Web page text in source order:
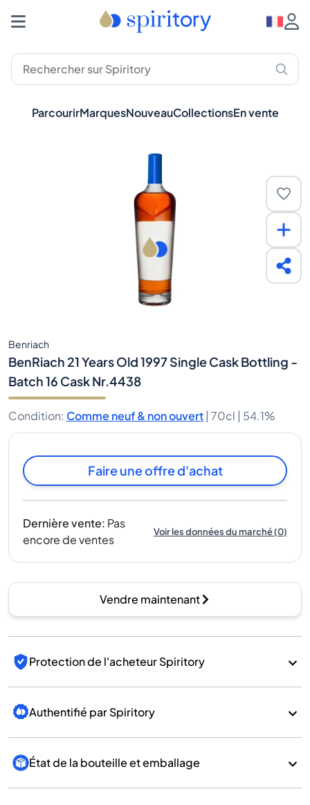
ParcourirMarquesNouveauCollectionsEn vente
Benriach
BenRiach 21 Years Old 1997 Single Cask Bottling -
Batch 16 Cask Nr.4438
Condition: Comme neuf & non ouvert | 70cl | 54.1%
Faire une offre d'achat
Dernière vente: Pas
encore de ventes
Voir les données du marché(0)
Vendre maintenant
Protection de l'acheteur Spiritory
Authentifié par Spiritory
État de la bouteille et emballage